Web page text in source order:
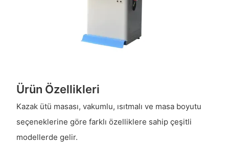
Ürün Özellikleri
Kazak ütü masası, vakumlu, ısıtmalı ve masa boyutu
seçeneklerine göre farklı özelliklere sahip çeşitli
modellerde gelir.